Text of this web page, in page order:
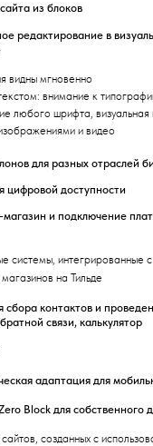
и подключение
системы, интегрированные с
на Тильде
Block для собственного
созданных с
контактов и
связи, калькулятор
адаптация для
редактирование в
видны мгновенно
внимание к
любого шрифта, визуальная
и видео
для разных отраслей
цифровой доступности
из блоков